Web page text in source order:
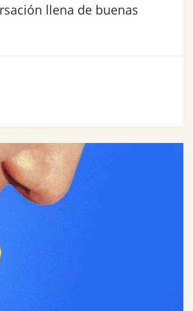
llena de buenas